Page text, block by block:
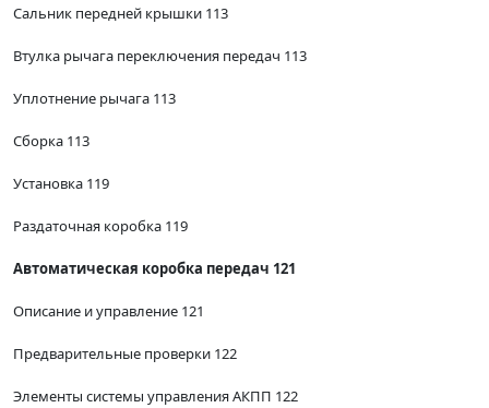
Сальник передней крышки 113
Втулка рычага переключения передач 113
Уплотнение рычага 113
Сборка 113
Установка 119
Раздаточная коробка 119
Автоматическая коробка передач 121
Описание и управление 121
Предварительные проверки 122
Элементы системы управления АКПП 122